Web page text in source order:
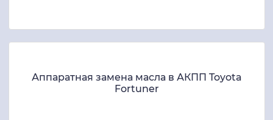
Аппаратная замена масла в АКПП Toyota
Fortuner